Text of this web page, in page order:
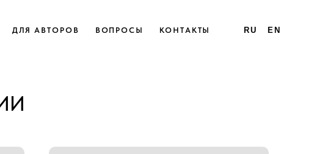
ДЛЯ АВТОРОВ ВОПРОСЫ КОНТАКТЫ RU EN